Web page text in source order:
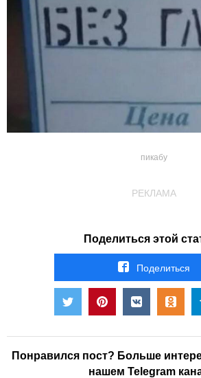
пикабу
РЕКЛАМА
Поделиться этой
Поделиться
Понравился пост? Больше
нашем Telegram